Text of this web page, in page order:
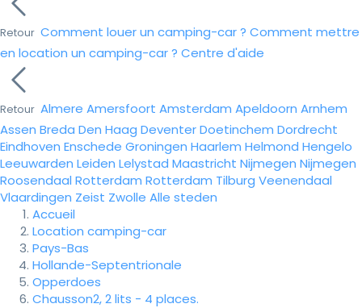
Retour Comment louer un camping-car ? Comment mettre
en location un camping-car ? Centre d'aide
Retour Almere Amersfoort Amsterdam Apeldoorn Arnhem
Assen Breda Den Haag DeventerDoetinchem Dordrecht
Eindhoven Enschede Groningen Haarlem Helmond Hengelo
Leeuwarden Leiden Lelystad Maastricht Nijmegen Nijmegen
Roosendaal Rotterdam Rotterdam Tilburg Veenendaal
Vlaardingen Zeist Zwolle Alle steden
Accueil
Location camping-car
Pays-Bas
Hollande-Septentrionale
Opperdoes
Chausson2, 2 lits - 4 places.